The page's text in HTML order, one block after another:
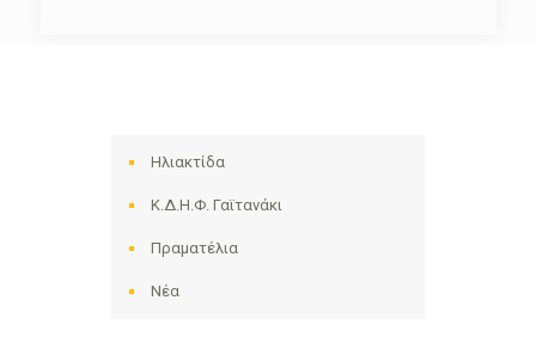
Ηλιακτίδα
Κ.Δ.Η.Φ. Γαϊτανάκι
Πραματέλια
Νέα